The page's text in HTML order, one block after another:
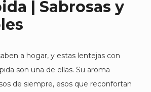
| Sabrosas y
a hogar, y estas lentejas con
son una de ellas. Su aroma
de siempre, esos que reconfortan